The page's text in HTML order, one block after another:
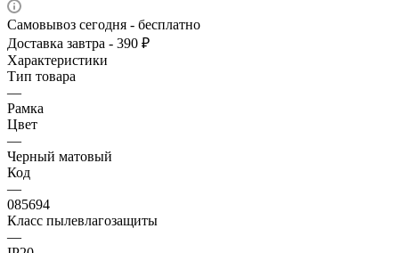
Самовывоз сегодня - бесплатно
Доставка завтра - 390 ₽
Характеристики
Тип товара
—
Рамка
Цвет
—
Черный матовый
Код
—
085694
Класс пылевлагозащиты
—